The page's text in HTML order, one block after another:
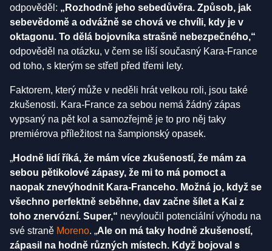
odpověděl: „Rozhodně jeho sebedůvěra. Způsob, jak
sebevědomě a odvážně se chová ve chvíli, kdy je v
oktagonu. To dělá bojovníka strašně nebezpečného,“
odpověděl na otázku, v čem se liší současný Kara-France
od toho, s kterým se střetl před třemi lety.
Faktorem, který může v neděli hrát velkou roli, jsou také
zkušenosti. Kara-France za sebou nemá žádný zápas
vypsaný na pět kol a samozřejmě je to pro něj taky
premiérova příležitost na šampionský opasek.
„Hodně lidí říká, že mám více zkušeností, že mám za
sebou pětikolové zápasy, že mi to má pomoct a
naopak znevýhodnit Kara-Franceho. Možná jo, když se
všechno perfektně seběhne, dav začne šílet a Kai z
toho znervózní. Super,“ nevyloučil potenciální výhodu na
své straně Moreno. „Ale on má taky hodně zkušeností,
zápasil na hodně různých místech. Když bojoval s